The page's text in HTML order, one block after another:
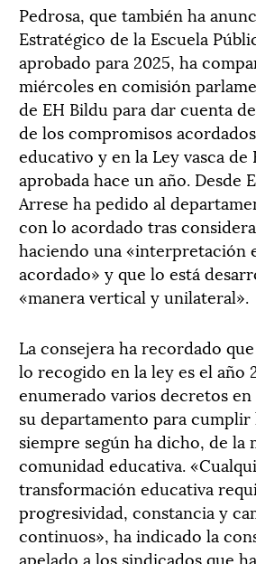
Pedrosa, que también ha
Estratégico de la Escuela
aprobado para 2025, ha
miércoles en comisión
de EH Bildu para dar cuenta
de los compromisos
educativo y en la Ley vasca de
aprobada hace un año. Desde
Arrese ha pedido al
con lo acordado tras
haciendo una «interpretación
acordado» y que lo está
«manera vertical y unilateral».
La consejera ha recordado
lo recogido en la ley es el año
enumerado varios decretos en
su departamento para cumplir
siempre según ha dicho, de la
comunidad educativa.
transformación educativa
progresividad, constancia y
continuos», ha indicado la
apelado a los sindicados que